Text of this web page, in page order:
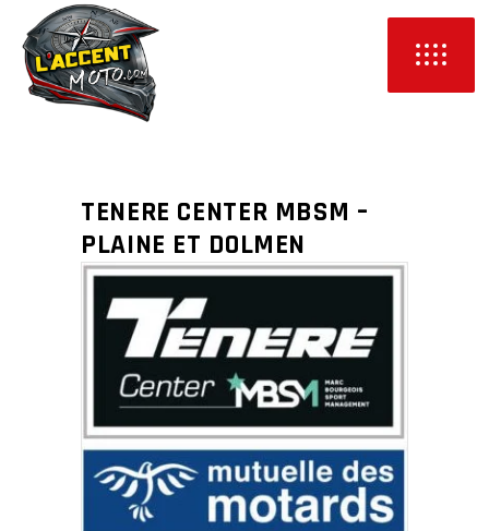
TENERE CENTER MBSM –
PLAINE ET DOLMEN